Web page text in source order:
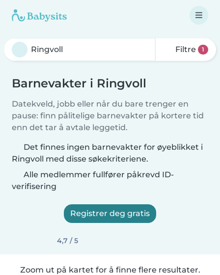
Filtre 1
Barnevakter i Ringvoll
Datekveld, jobb eller når du bare trenger en
pause: finn pålitelige barnevakter på kortere tid
enn det tar å avtale leggetid.
Det finnes ingen barnevakter for øyeblikket i
Ringvoll med disse søkekriteriene.
Alle medlemmer fullfører påkrevd ID-
verifisering
Registrer deg gratis
4,7 / 5
Zoom ut på kartet for å finne flere resultater.